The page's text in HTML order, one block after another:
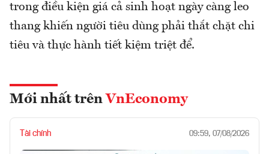
trong điều kiện giá cả sinh hoạt ngày càng leo
thang khiến người tiêu dùng phải thắt chặt chi
tiêu và thực hành tiết kiệm triệt để.
Mới nhất trên VnEconomy
Tài chính 09:59, 07/08/2026